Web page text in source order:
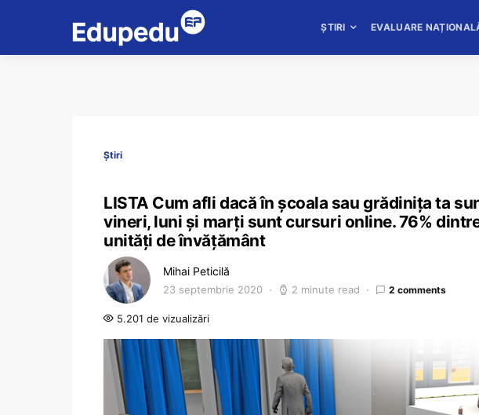
ȘTIRI EVALUARE
Știri
LISTA Cum afli dacă în școala sau grădinița ta
vineri, luni și marți sunt cursuri online. 76%
unități de învățământ
Mihai Peticilă
23 septembrie 2020 2 minute read 2 comments
5.201 de vizualizări